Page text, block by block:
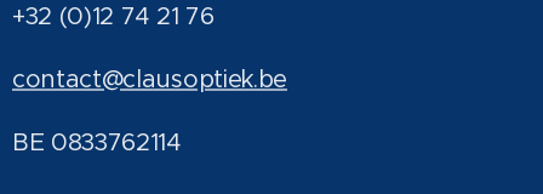
+32 (0)12 74 21 76
contact@clausoptiek.be
BE 0833762114